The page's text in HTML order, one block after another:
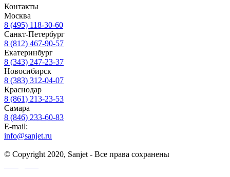
Контакты
Москва
8 (495) 118-30-60
Санкт-Петербург
8 (812) 467-90-57
Екатеринбург
8 (343) 247-23-37
Новосибирск
8 (383) 312-04-07
Краснодар
8 (861) 213-23-53
Самара
8 (846) 233-60-83
E-mail:
info@sanjet.ru
© Copyright 2020, Sanjet - Все права сохранены